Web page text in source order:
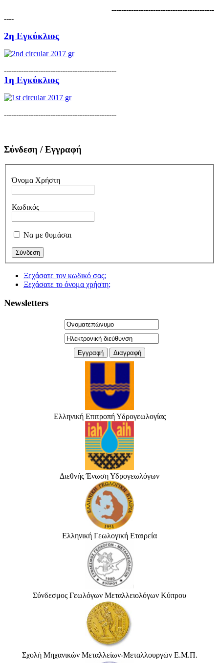
------------------------------------------
----
2η Εγκύκλιος
----------------------------------------------
1η Εγκύκλιος
----------------------------------------------
Σύνδεση / Εγγραφή
Όνομα Χρήστη
Κωδικός
Να με θυμάσαι
Ξεχάσατε τον κωδικό σας;
Ξεχάσατε το όνομα χρήστη;
Newsletters
Ελληνική Επιτροπή Υδρογεωλογίας
Διεθνής Ένωση Υδρογεωλόγων
Ελληνική Γεωλογική Εταιρεία
Σύνδεσμος Γεωλόγων Μεταλλειολόγων Κύπρου
Σχολή Μηχανικών Μεταλλείων-Μεταλλουργών Ε.Μ.Π.